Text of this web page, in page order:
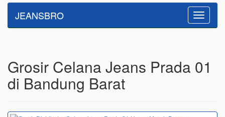
Toggle
JEANSBRO
Grosir Celana Jeans Prada 01
di Bandung Barat